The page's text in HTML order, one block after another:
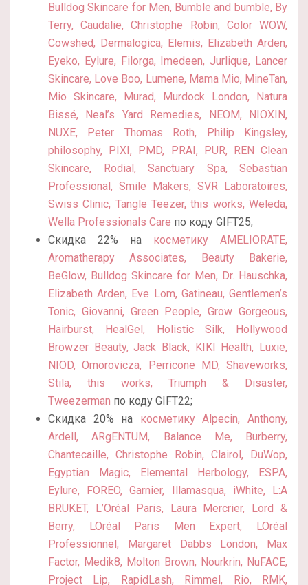
Bulldog Skincare for Men, Bumble and bumble, By
Terry, Caudalie, Christophe Robin, Color WOW,
Cowshed, Dermalogica, Elemis, Elizabeth Arden,
Eyeko, Eylure, Filorga, Imedeen, Jurlique, Lancer
Skincare, Love Boo, Lumene, Mama Mio, MineTan,
Mio Skincare, Murad, Murdock London, Natura
Bissé, Neal’s Yard Remedies, NEOM, NIOXIN,
NUXE, Peter Thomas Roth, Philip Kingsley,
philosophy, PIXI, PMD, PRAI, PUR, REN Clean
Skincare, Rodial, Sanctuary Spa, Sebastian
Professional, Smile Makers, SVR Laboratoires,
Swiss Clinic, Tangle Teezer, this works, Weleda,
Wella Professionals Care по коду GIFT25;
Скидка 22% на косметику AMELIORATE,
Aromatherapy Associates, Beauty Bakerie,
BeGlow, Bulldog Skincare for Men, Dr. Hauschka,
Elizabeth Arden, Eve Lom, Gatineau, Gentlemen’s
Tonic, Giovanni, Green People, Grow Gorgeous,
Hairburst, HealGel, Holistic Silk, Hollywood
Browzer Beauty, Jack Black, KIKI Health, Luxie,
NIOD, Omorovicza, Perricone MD, Shaveworks,
Stila, this works, Triumph & Disaster,
Tweezerman по коду GIFT22;
Скидка 20% на косметику Alpecin,Anthony,
Ardell, ARgENTUM, Balance Me, Burberry,
Chantecaille, Christophe Robin, Clairol, DuWop,
Egyptian Magic, Elemental Herbology, ESPA,
Eylure, FOREO, Garnier, Illamasqua, iWhite, L:A
BRUKET, L’Oréal Paris, Laura Mercrier, Lord &
Berry, LOréal Paris Men Expert, LOréal
Professionnel, Margaret Dabbs London, Max
Factor, Medik8, Molton Brown, Nourkrin, NuFACE,
Project Lip, RapidLash, Rimmel, Rio, RMK,